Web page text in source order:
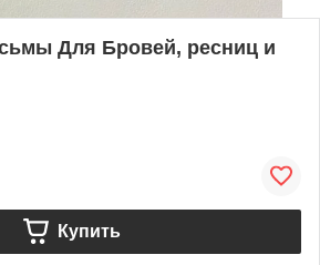
Для Бровей, ресниц и
Купить